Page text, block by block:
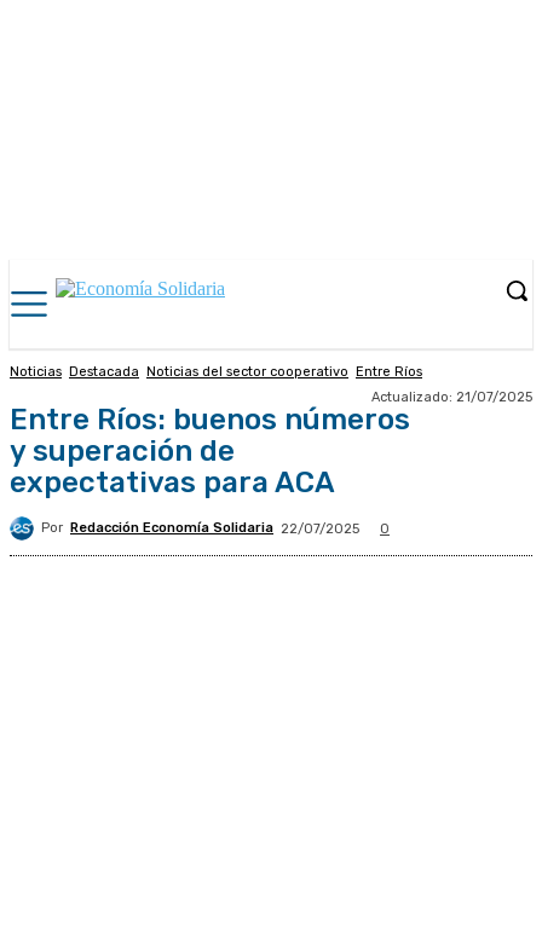
Noticias Destacada Noticias del sector cooperativo
Entre Ríos
Actualizado: 21/07/2025
Entre Ríos: buenos números
y superación de
expectativas para ACA
Por Redacción Economía Solidaria 22/07/2025 0